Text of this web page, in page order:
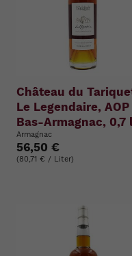
Château du
Le Legendaire, AOP
Bas-Armagnac, 0,7
Armagnac
56,50 €
(80,71 € / Liter)